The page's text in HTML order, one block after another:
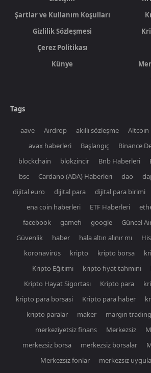
Şartlar ve Kullanım Koşulları
Gizlilik Sözleşmesi
Çerez Politikası
Künye
Tags
aave Airdrop akıllı sözleşme Altcoin
avax haberleri
Başlangıç Binance
blockchain
blokzincir Bnb Haberleri
bsc
Cardano (ADA) Haberleri dao
dijital euro
dijital para dijital para birimi
ena coin haberleri
ETF Haberleri
facebook
gamefi google
Güncel
Güvenlik
haber hala altın alınır mı
koronavirüs
kripto kripto borsa
Kripto Eğitimi
kripto fiyat tahmini
Kripto Hayat Sigortası
Kripto para
kripto para borsasi
Kripto para haber
kripto paralar
maker margin trading
merkeziyetsiz finans
Merkezsiz
merkezsiz borsa
merkezsiz borsalar
Merkezsiz fonlar
merkezsiz